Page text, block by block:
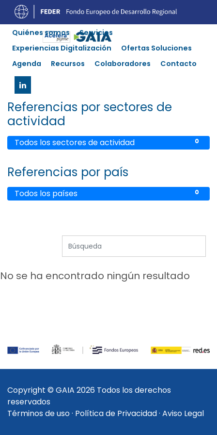
Quiénes somos
Servicios
Experiencias Digitalización
Ofertas Soluciones
Agenda
Recursos Colaboradores Contacto
Nuestras referencias
Con la confianza de millones
Referencias por sectores de
actividad
0
Todos los sectores de actividad
Referencias por país
0
Todos los países
No se ha encontrado ningún resultado
Copyright © GAIA 2026 Todos los derechos
reservados
Términos de uso· Política de Privacidad· Aviso Legal